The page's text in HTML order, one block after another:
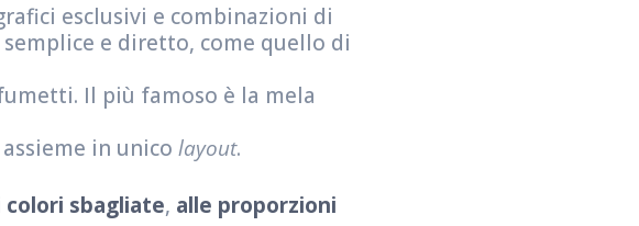
esclusivi e combinazioni di
e diretto, come quello di
Il più famoso è la mela
in unico layout.
colori sbagliate, alle proporzioni